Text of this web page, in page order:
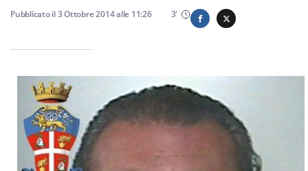
nostra newsletter
Iscriviti
Pubblicato il3 Ottobre 2014alle 11:26 3'